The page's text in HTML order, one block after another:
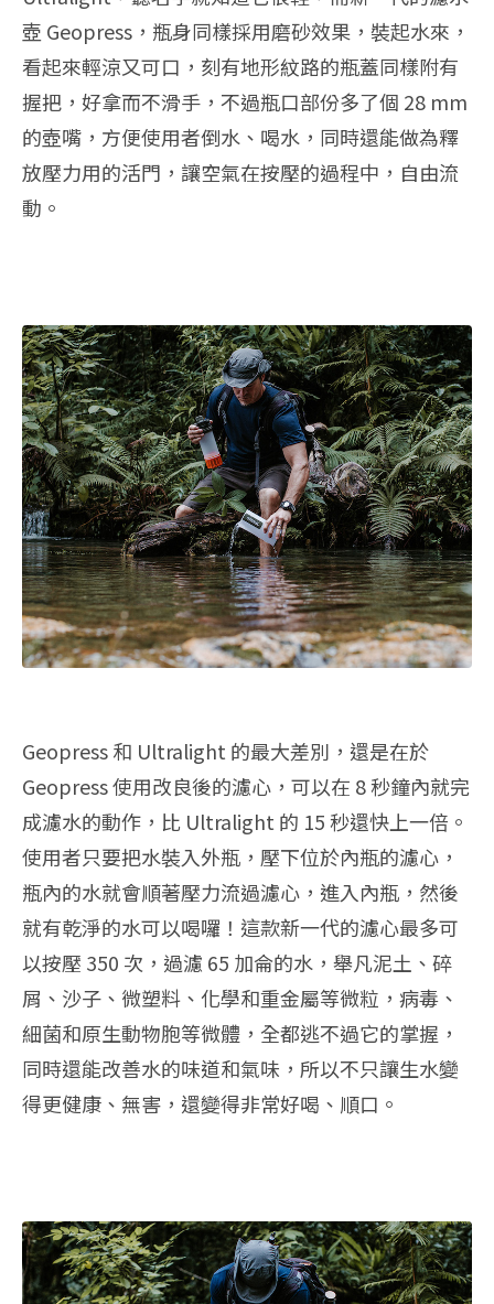
壺 Geopress，瓶身同樣採用磨砂效果，裝起水來，
看起來輕涼又可口，刻有地形紋路的瓶蓋同樣附有
握把，好拿而不滑手，不過瓶口部份多了個 28 mm
的壺嘴，方便使用者倒水、喝水，同時還能做為釋
放壓力用的活門，讓空氣在按壓的過程中，自由流
動。
Geopress 和 Ultralight 的最大差別，還是在於
Geopress 使用改良後的濾心，可以在 8 秒鐘內就完
成濾水的動作，比 Ultralight 的 15 秒還快上一倍。
使用者只要把水裝入外瓶，壓下位於內瓶的濾心，
瓶內的水就會順著壓力流過濾心，進入內瓶，然後
就有乾淨的水可以喝囉！這款新一代的濾心最多可
以按壓 350 次，過濾 65 加侖的水，舉凡泥土、碎
屑、沙子、微塑料、化學和重金屬等微粒，病毒、
細菌和原生動物胞等微體，全都逃不過它的掌握，
同時還能改善水的味道和氣味，所以不只讓生水變
得更健康、無害，還變得非常好喝、順口。